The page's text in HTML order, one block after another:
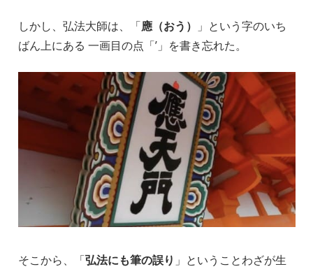
しかし、弘法大師は、「應（おう）
」という字のいち
ばん上にある 一画目の点「’」を書き忘れた。
そこから、「弘法にも筆の誤り 」ということわざが生